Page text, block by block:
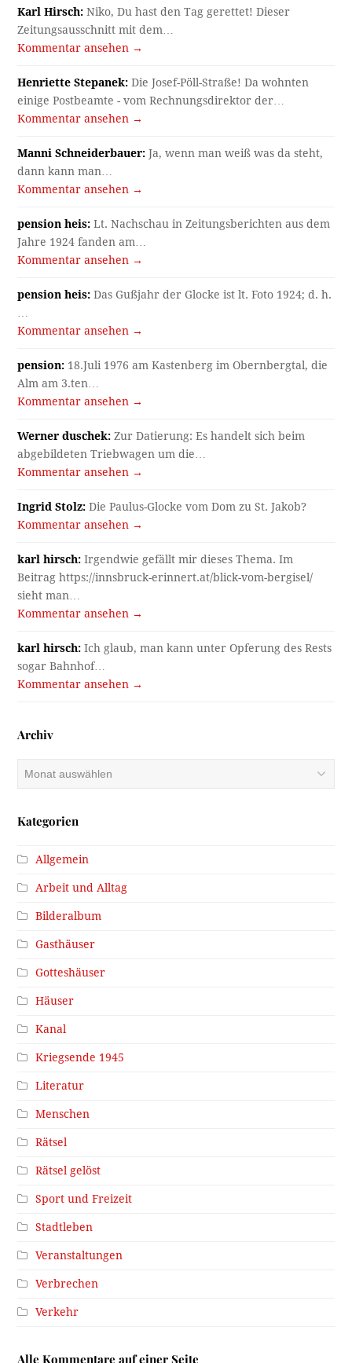
Karl Hirsch: Niko, Du hast den Tag gerettet! Dieser
Zeitungsausschnitt mit dem…
Kommentar ansehen →
Henriette Stepanek: Die Josef-Pöll-Straße! Da wohnten
einige Postbeamte - vom Rechnungsdirektor der…
Kommentar ansehen →
Manni Schneiderbauer: Ja, wenn man weiß was da steht,
dann kann man…
Kommentar ansehen →
pension heis: Lt. Nachschau in Zeitungsberichten aus dem
Jahre 1924 fanden am…
Kommentar ansehen →
pension heis: Das Gußjahr der Glocke ist lt. Foto 1924; d. h.
Kommentar ansehen →
pension: 18.Juli 1976 am Kastenberg im Obernbergtal, die
Alm am 3.ten…
Kommentar ansehen →
Werner duschek: Zur Datierung: Es handelt sich beim
abgebildeten Triebwagen um die…
Kommentar ansehen →
Ingrid Stolz: Die Paulus-Glocke vom Dom zu St. Jakob?
Kommentar ansehen →
karl hirsch: Irgendwie gefällt mir dieses Thema. Im
Beitrag https://innsbruck-erinnert.at/blick-vom-bergisel/
sieht man…
Kommentar ansehen →
karl hirsch: Ich glaub, man kann unter Opferung des Rests
sogar Bahnhof…
Kommentar ansehen →
Archiv
Kategorien
Allgemein
Arbeit und Alltag
Bilderalbum
Gasthäuser
Gotteshäuser
Häuser
Kanal
Kriegsende 1945
Literatur
Menschen
Rätsel
Rätsel gelöst
Sport und Freizeit
Stadtleben
Veranstaltungen
Verbrechen
Verkehr
Alle Kommentare auf einer Seite